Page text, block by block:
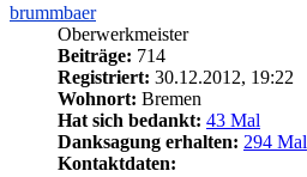
brummbaer
Oberwerkmeister
Beiträge: 714
Registriert: 30.12.2012, 19:22
Wohnort: Bremen
Hat sich bedankt: 43 Mal
Danksagung erhalten: 294 Mal
Kontaktdaten: